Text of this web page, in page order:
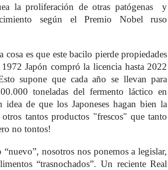
la proliferación de otras patógenas y
según el Premio Nobel ruso
es que este bacilo pierde propiedades
Japón compró la licencia hasta 2022
supone que cada año se llevan para
toneladas del fermento láctico en
idea de que los Japoneses hagan bien la
tantos productos "frescos" que tanto
no tontos!
nosotros nos ponemos a legislar,
“trasnochados”. Un reciente Real